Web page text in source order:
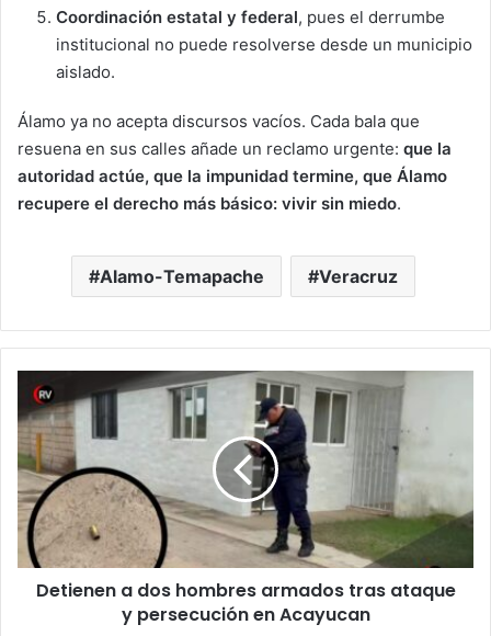
Coordinación estatal y federal, pues el derrumbe
institucional no puede resolverse desde un municipio
aislado.
Álamo ya no acepta discursos vacíos. Cada bala que
resuena en sus calles añade un reclamo urgente: que la
autoridad actúe, que la impunidad termine, que Álamo
recupere el derecho más básico: vivir sin miedo.
Alamo-Temapache Veracruz
Detienen
dos
hombres
armados
tras
ataque
persecución
Detienen a dos hombres armados tras ataque
y persecución en Acayucan